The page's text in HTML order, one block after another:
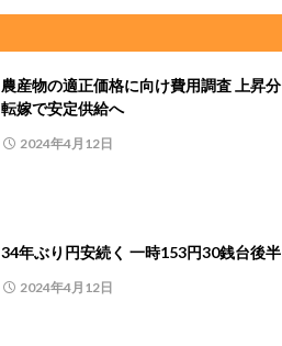
農産物の適正価格に向け費用調査 上昇分
転嫁で安定供給へ
2024年4月12日
34年ぶり円安続く 一時153円30銭台後半
2024年4月12日